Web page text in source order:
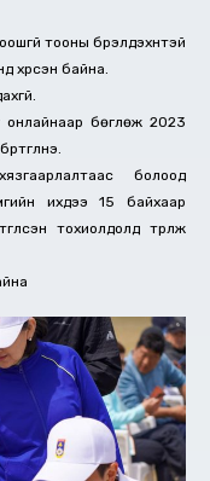
тооны бүрэлдэхүүнтэй
хүрсэн байна.
онлайнаар бөглөж 2023
болоод
ихдээ 15 байхаар
тохиолдолд түрүүлж